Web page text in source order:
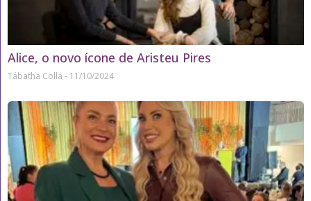
Alice, o novo ícone de Aristeu Pires
Tábatha Colla 11/10/2024